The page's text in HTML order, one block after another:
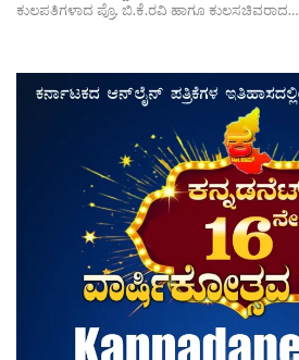
ಕುಲಪತಿಗಳಾದ ಪ್ರೊ. ಬಿ.ಕೆ.ರವಿ ಹಾಗೂ ಕುಲಸಚಿವರಾದ…